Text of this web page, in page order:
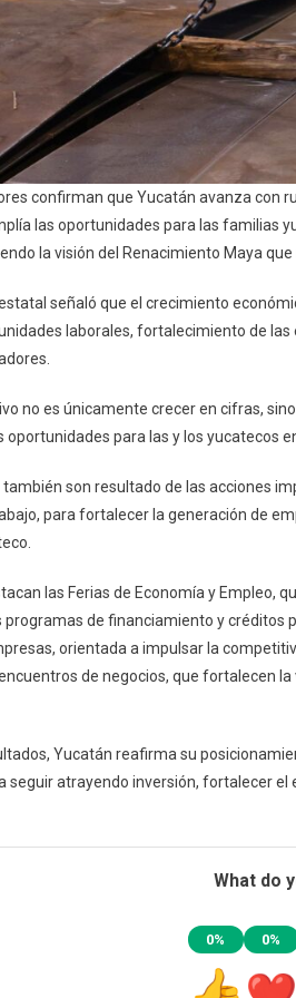
confirman que Yucatán avanza con
las oportunidades para las familias
la visión del Renacimiento Maya
señaló que el crecimiento
laborales, fortalecimiento de
no es únicamente crecer en cifras,
oportunidades para las y los yucatecos
también son resultado de las acciones
para fortalecer la generación de
las Ferias de Economía y Empleo,
programas de financiamiento y
orientada a impulsar la
de negocios, que fortalecen
Yucatán reafirma su
seguir atrayendo inversión, fortalecer
What do
0% 0%